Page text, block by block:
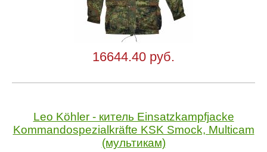
16644.40 руб.
Leo Köhler - китель Einsatzkampfjacke
Kommandospezialkräfte KSK Smock, Multicam
(мультикам)